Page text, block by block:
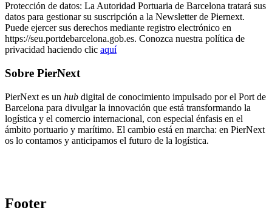
Protección de datos: La Autoridad Portuaria de Barcelona tratará sus
datos para gestionar su suscripción a la Newsletter de Piernext.
Puede ejercer sus derechos mediante registro electrónico en
https://seu.portdebarcelona.gob.es. Conozca nuestra política de
privacidad haciendo clic aquí
Sobre PierNext
PierNext es un hub digital de conocimiento impulsado por el Port de
Barcelona para divulgar la innovación que está transformando la
logística y el comercio internacional, con especial énfasis en el
ámbito portuario y marítimo. El cambio está en marcha: en PierNext
os lo contamos y anticipamos el futuro de la logística.
Footer